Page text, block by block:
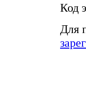
Код
Для